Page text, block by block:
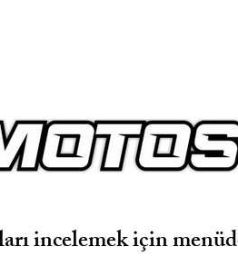
incelemek için